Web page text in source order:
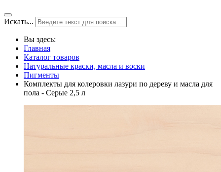
Искать...
Вы здесь:
Главная
Каталог товаров
Натуральные краски, масла и воски
Пигменты
Комплекты для колеровки лазури по дереву и масла для
пола - Серые 2,5 л